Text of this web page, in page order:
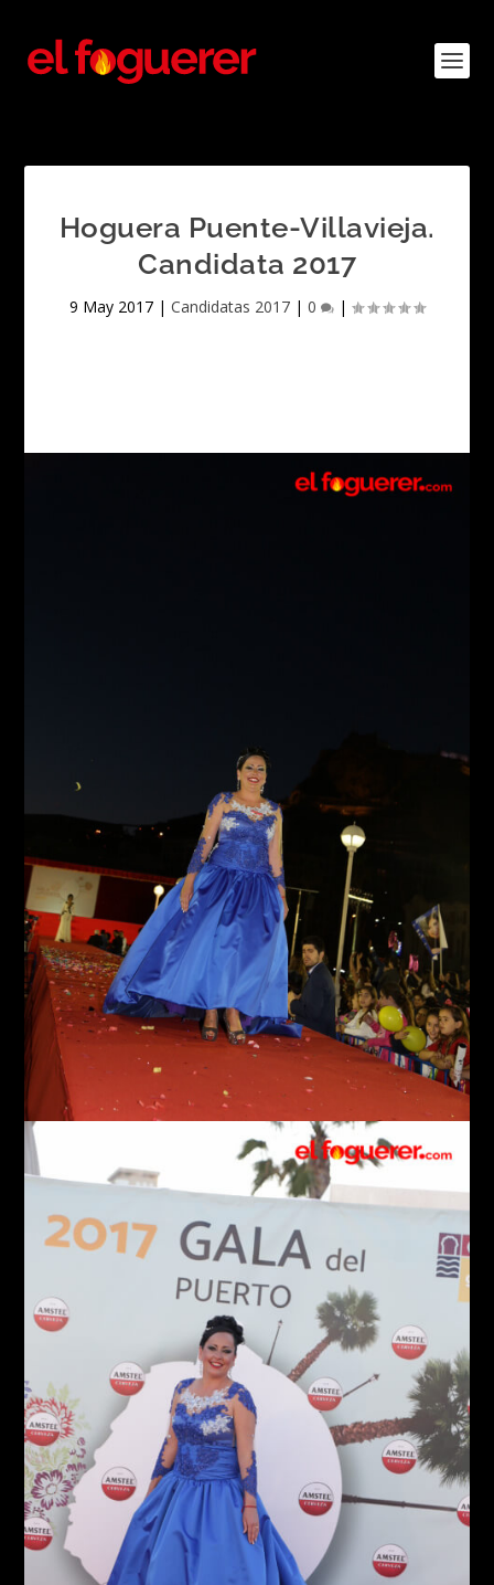
Hoguera Puente-Villavieja.
Candidata 2017
9 May 2017 | Candidatas 2017 | 0 |